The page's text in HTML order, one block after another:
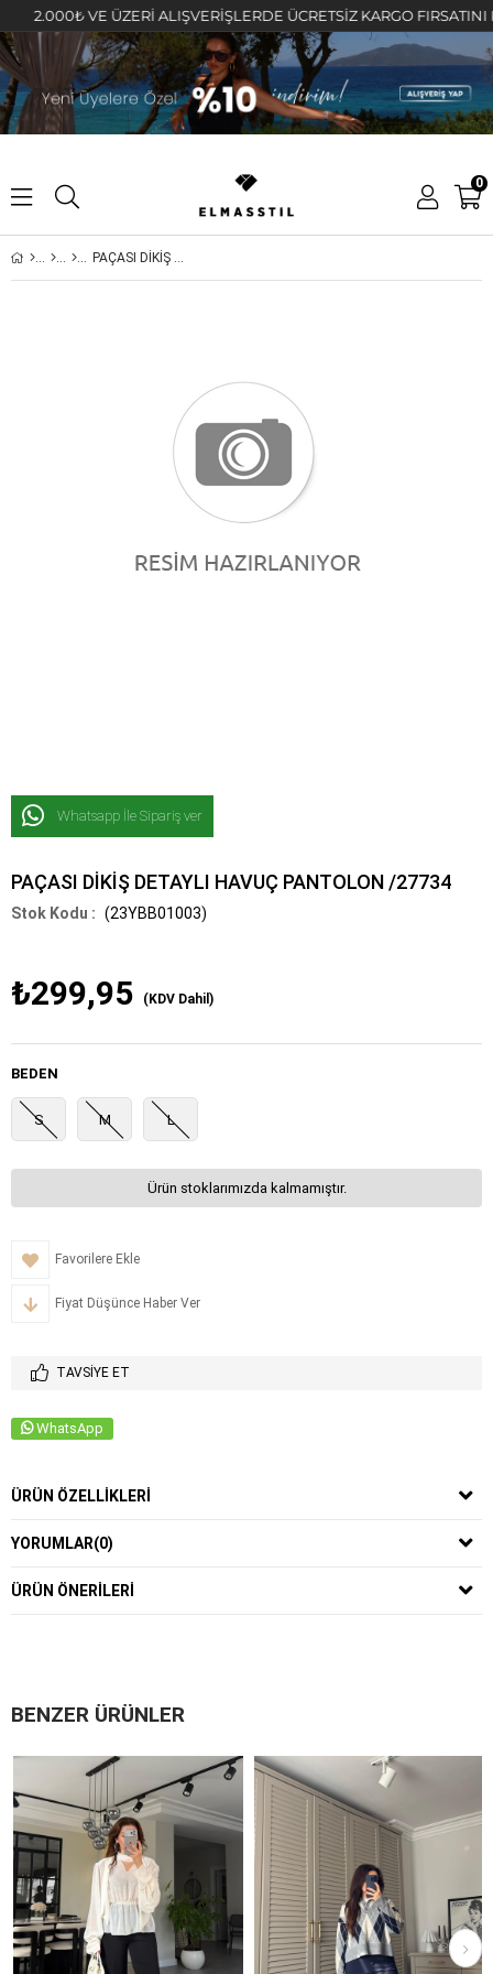
VE ÜZERİ ALIŞVERİŞLERDE ÜCRETSİZ KARGO FIRSATINI
0
PAÇASI DİKİŞ DETAYLI HAVUÇ PANTOLON /27734
Whatsapp İle Sipariş ver
PAÇASI DİKİŞ DETAYLI HAVUÇ PANTOLON /27734
(23YBB01003)
₺299,95 (KDV Dahil)
BEDEN
S M L
Ürün stoklarımızda kalmamıştır.
Favorilere Ekle
Fiyat Düşünce Haber Ver
TAVSIYE ET
WhatsApp
ÜRÜN ÖZELLIKLERI
YORUMLAR(0)
ÜRÜN ÖNERILERI
BENZER ÜRÜNLER